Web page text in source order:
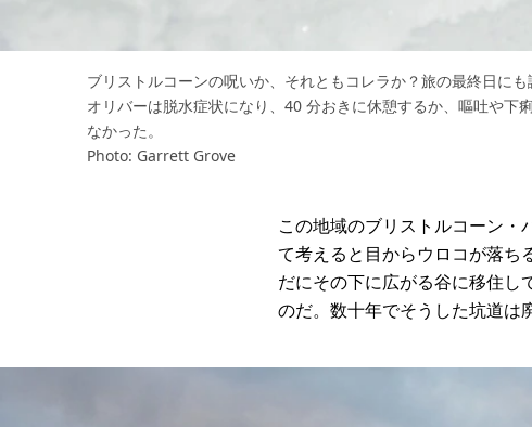
ブリストルコーンの呪いか、それともコレラか？旅の最終日に
オリバーは脱水症状になり、40 分おきに休憩するか、嘔吐や下
なかった。
Photo: Garrett Grove
この地域のブリストルコーン
て考えると目からウロコが落ち
だにその下に広がる谷に移住し
のだ。数十年でそうした坑道は